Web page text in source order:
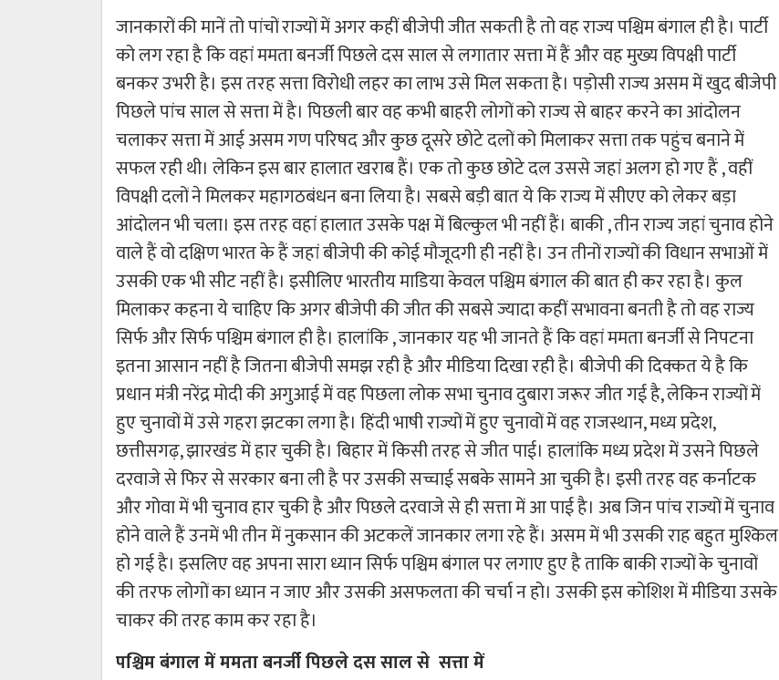
जानकारों की मानें तो पांचों राज्यों में अगर कहीं बीजेपी जीत सकती है तो वह राज्य पश्चिम बंगाल ही है। पार्टी
को लग रहा है कि वहां ममता बनर्जी पिछले दस साल से लगातार सत्ता में हैं और वह मुख्य विपक्षी पार्टी
बनकर उभरी है। इस तरह सत्ता विरोधी लहर का लाभ उसे मिल सकता है। पड़ोसी राज्य असम में खुद बीजेपी
पिछले पांच साल से सत्ता में है। पिछली बार वह कभी बाहरी लोगों को राज्य से बाहर करने का आंदोलन
चलाकर सत्ता में आई असम गण परिषद और कुछ दूसरे छोटे दलों को मिलाकर सत्ता तक पहुंच बनाने में
सफल रही थी। लेकिन इस बार हालात खराब हैं। एक तो कुछ छोटे दल उससे जहां अलग हो गए हैं , वहीं
विपक्षी दलों ने मिलकर महागठबंधन बना लिया है। सबसे बड़ी बात ये कि राज्य में सीएए को लेकर बड़ा
आंदोलन भी चला। इस तरह वहां हालात उसके पक्ष में बिल्कुल भी नहीं हैं। बाकी , तीन राज्य जहां चुनाव होने
वाले हैं वो दक्षिण भारत के हैं जहां बीजेपी की कोई मौजूदगी ही नहीं है। उन तीनों राज्यों की विधान सभाओं में
उसकी एक भी सीट नहीं है। इसीलिए भारतीय माडिया केवल पश्चिम बंगाल की बात ही कर रहा है। कुल
मिलाकर कहना ये चाहिए कि अगर बीजेपी की जीत की सबसे ज्यादा कहीं सभावना बनती है तो वह राज्य
सिर्फ और सिर्फ पश्चिम बंगाल ही है। हालांकि , जानकार यह भी जानते हैं कि वहां ममता बनर्जी से निपटना
इतना आसान नहीं है जितना बीजेपी समझ रही है और मीडिया दिखा रही है। बीजेपी की दिक्कत ये है कि
प्रधान मंत्री नरेंद्र मोदी की अगुआई में वह पिछला लोक सभा चुनाव दुबारा जरूर जीत गई है, लेकिन राज्यों में
हुए चुनावों में उसे गहरा झटका लगा है। हिंदी भाषी राज्यों में हुए चुनावों में वह राजस्थान, मध्य प्रदेश,
छत्तीसगढ़, झारखंड में हार चुकी है। बिहार में किसी तरह से जीत पाई। हालांकि मध्य प्रदेश में उसने पिछले
दरवाजे से फिर से सरकार बना ली है पर उसकी सच्चाई सबके सामने आ चुकी है। इसी तरह वह कर्नाटक
और गोवा में भी चुनाव हार चुकी है और पिछले दरवाजे से ही सत्ता में आ पाई है। अब जिन पांच राज्यों में चुनाव
होने वाले हैं उनमें भी तीन में नुकसान की अटकलें जानकार लगा रहे हैं। असम में भी उसकी राह बहुत मुश्किल
हो गई है। इसलिए वह अपना सारा ध्यान सिर्फ पश्चिम बंगाल पर लगाए हुए है ताकि बाकी राज्यों के चुनावों
की तरफ लोगों का ध्यान न जाए और उसकी असफलता की चर्चा न हो। उसकी इस कोशिश में मीडिया उसके
चाकर की तरह काम कर रहा है।
पश्चिम बंगाल में ममता बनर्जी पिछले दस साल से सत्ता में